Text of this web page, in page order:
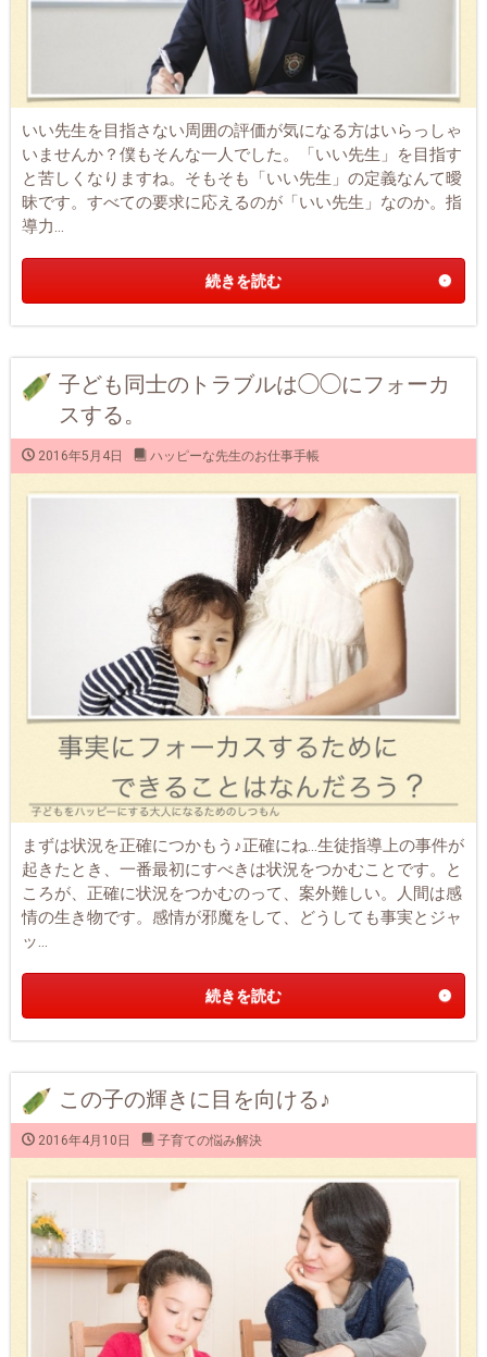
いい先生を目指さない周囲の評価が気になる方はいらっしゃ
いませんか？僕もそんな一人でした。「いい先生」を目指す
と苦しくなりますね。そもそも「いい先生」の定義なんて曖
昧です。すべての要求に応えるのが「いい先生」なのか。指
導力...
続きを読む
子ども同士のトラブルは◯◯にフォーカ
スする。
2016年5月4日 ハッピーな先生のお仕事手帳
まずは状況を正確につかもう♪正確にね…生徒指導上の事件が
起きたとき、一番最初にすべきは状況をつかむことです。と
ころが、正確に状況をつかむのって、案外難しい。人間は感
情の生き物です。感情が邪魔をして、どうしても事実とジャ
ッ...
続きを読む
この子の輝きに目を向ける♪
2016年4月10日 子育ての悩み解決